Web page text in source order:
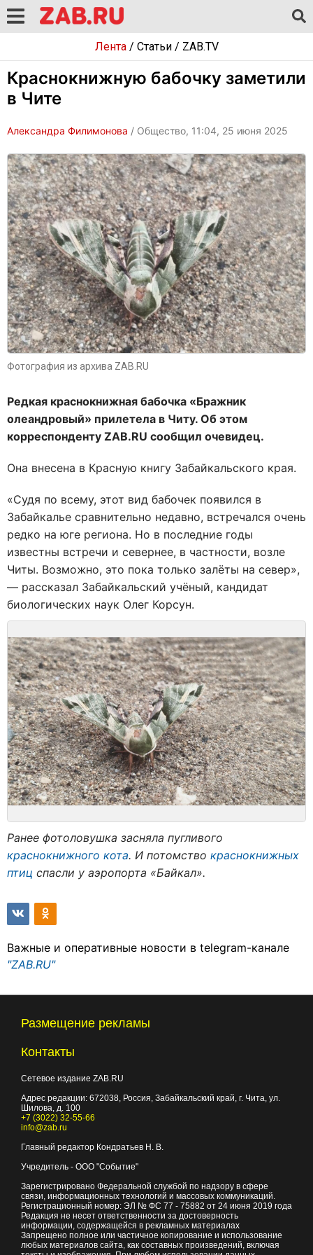
Лента/ Статьи/ ZAB.TV
Краснокнижную бабочку заметили
в Чите
Александра Филимонова / Общество, 11:04, 25 июня 2025
Фотография из архива ZAB.RU
Редкая краснокнижная бабочка «Бражник
олеандровый» прилетела в Читу. Об этом
корреспонденту ZAB.RU сообщил очевидец.
Она внесена в Красную книгу Забайкальского края.
«Судя по всему, этот вид бабочек появился в
Забайкалье сравнительно недавно, встречался очень
редко на юге региона. Но в последние годы
известны встречи и севернее, в частности, возле
Читы. Возможно, это пока только залёты на север»,
— рассказал Забайкальский учёный, кандидат
биологических наук Олег Корсун.
Ранее фотоловушка засняла пугливого
краснокнижного кота. И потомство краснокнижных
птиц спасли у аэропорта «Байкал».
Важные и оперативные новости в telegram-канале
"ZAB.RU"
Размещение рекламы
Контакты
Сетевое издание ZAB.RU
Адрес редакции: 672038, Россия, Забайкальский край, г. Чита, ул.
Шилова, д. 100
+7 (3022) 32-55-66
info@zab.ru
Главный редактор Кондратьев Н. В.
Учредитель - ООО "Событие"
Зарегистрировано Федеральной службой по надзору в сфере
связи, информационных технологий и массовых коммуникаций.
Регистрационный номер: ЭЛ № ФС 77 - 75882 от 24 июня 2019 года
Редакция не несет ответственности за достоверность
информации, содержащейся в рекламных материалах
Запрещено полное или частичное копирование и использование
любых материалов сайта, как составных произведений, включая